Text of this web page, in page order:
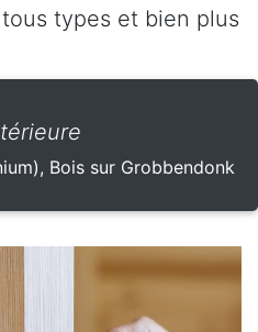
types et bien plus
Bois sur Grobbendonk